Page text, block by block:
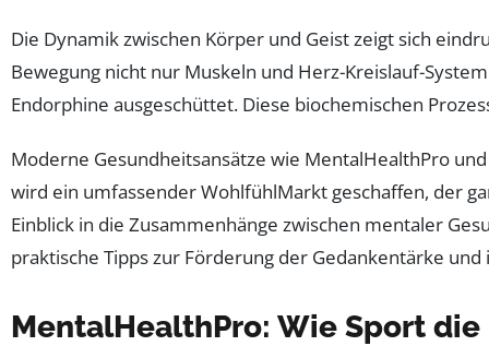
Die Dynamik zwischen Körper und Geist zeigt sich
Bewegung nicht nur Muskeln und Herz-Kreislauf-
Endorphine ausgeschüttet. Diese biochemischen
Moderne Gesundheitsansätze wie MentalHealthPro
wird ein umfassender WohlfühlMarkt geschaffen, der
Einblick in die Zusammenhänge zwischen mentaler
praktische Tipps zur Förderung der Gedankentärke und
MentalHealthPro: Wie Sport